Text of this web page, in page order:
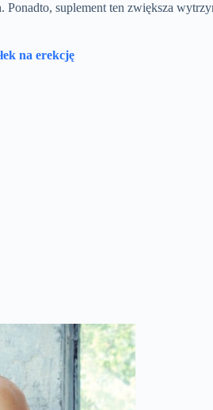
suplement ten zwiększa
na erekcję